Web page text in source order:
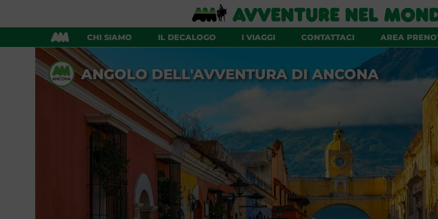
CHI SIAMO IL DECALOGO I VIAGGI CONTATTACI AREA
ANGOLO DELL'AVVENTURA DI ANCONA